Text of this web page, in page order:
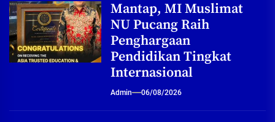
Mantap, MI Muslimat
NU Pucang Raih
Penghargaan
Pendidikan Tingkat
Internasional
Admin 06/08/2026